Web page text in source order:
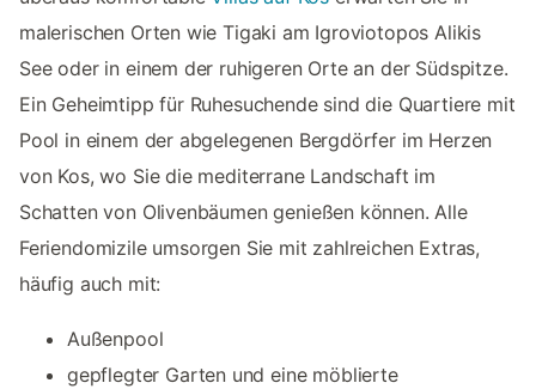
malerischen Orten wie Tigaki am Igroviotopos Alikis
See oder in einem der ruhigeren Orte an der Südspitze.
Ein Geheimtipp für Ruhesuchende sind die Quartiere mit
Pool in einem der abgelegenen Bergdörfer im Herzen
von Kos, wo Sie die mediterrane Landschaft im
Schatten von Olivenbäumen genießen können. Alle
Feriendomizile umsorgen Sie mit zahlreichen Extras,
häufig auch mit:
Außenpool
gepflegter Garten und eine möblierte